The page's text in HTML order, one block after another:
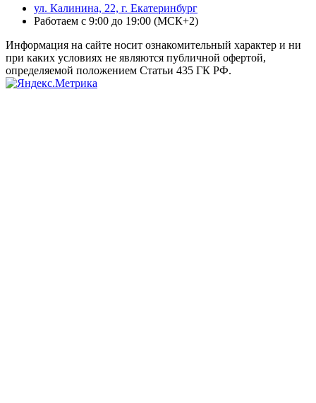
ул. Калинина, 22, г. Екатеринбург
Работаем с 9:00 до 19:00 (МСК+2)
Информация на сайте носит ознакомительный характер и ни
при каких условиях не являются публичной офертой,
определяемой положением Статьи 435 ГК РФ.